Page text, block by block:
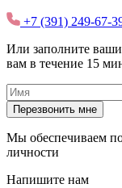
+7 (391) 249-67-
Или заполните
вам в течение 15
Перезвонить мне
Мы обеспечиваем
личности
Напишите нам